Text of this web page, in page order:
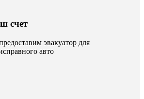
счет
эвакуатор для
авто